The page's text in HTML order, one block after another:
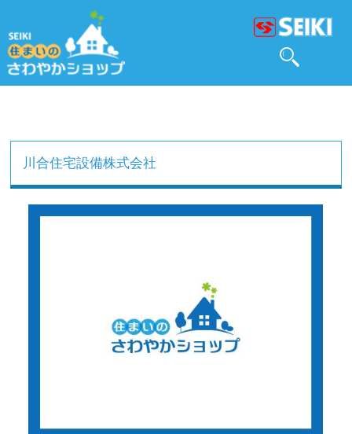
川合住宅設備株式会社